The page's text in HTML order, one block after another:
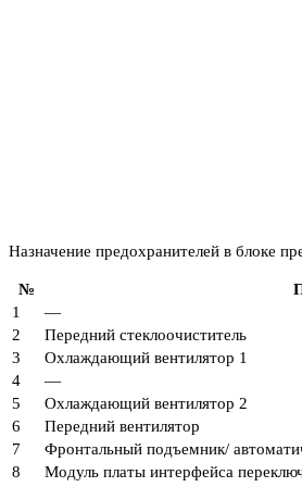
Назначение предохранителей в блоке
№
1
—
2
Передний стеклоочиститель
3
Охлаждающий вентилятор 1
4
—
5
Охлаждающий вентилятор 2
6
Передний вентилятор
7
Фронтальный подъемник/
8
Модуль платы интерфейса